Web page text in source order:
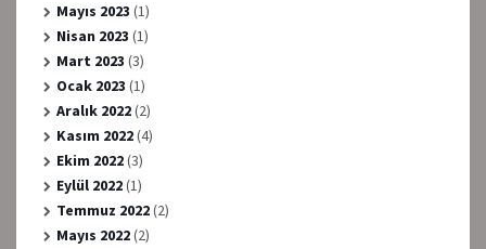
Mayıs 2023 (1)
Nisan 2023 (1)
Mart 2023 (3)
Ocak 2023 (1)
Aralık 2022(2)
Kasım 2022(4)
Ekim 2022(3)
Eylül 2022(1)
Temmuz 2022(2)
Mayıs 2022(2)